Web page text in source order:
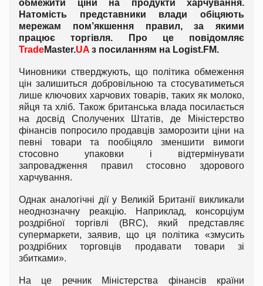
обмежити ціни на продукти харчування.
Натомість представники влади обіцяють
мережам пом’якшення правил, за якими
працює торгівля. Про це повідомляє
TradeMaster.UA з посиланням на Logist.FM.
Чиновники стверджують, що політика обмеження
цін залишиться добровільною та стосуватиметься
лише ключових харчових товарів, таких як молоко,
яйця та хліб. Також британська влада посилається
на досвід Сполучених Штатів, де Міністерство
фінансів попросило продавців заморозити ціни на
певні товари та пообіцяло зменшити вимоги
стосовно упаковки і відтермінувати
запровадження правил стосовно здорового
харчування.
Однак аналогічні дії у Великій Британії викликали
неоднозначну реакцію. Наприклад, консорціум
роздрібної торгівлі (BRC), який представляє
супермаркети, заявив, що ця політика «змусить
роздрібних торговців продавати товари зі
збитками».
На це речник Міністерства фінансів країни